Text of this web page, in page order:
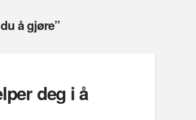
å gjøre”
deg i å